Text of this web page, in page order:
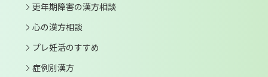
更年期障害の漢方相談
心の漢方相談
プレ妊活のすすめ
症例別漢方